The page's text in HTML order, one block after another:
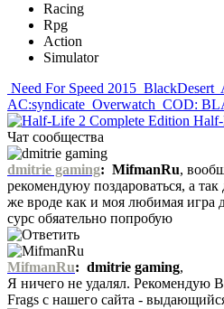
Racing
Rpg
Action
Simulator
Need For Speed 2015 BlackDesert
AC:syndicate Overwatch COD:
Чат сообщества
dmitrie gaming: MifmanRu,
рекомендуюу поздароваться, а
же вроде как и моя любимая игра
сурс обяательно попробую
MifmanRu: dmitrie gaming,
Я ничего не удалял. Рекомендую
Frags с нашего сайта -